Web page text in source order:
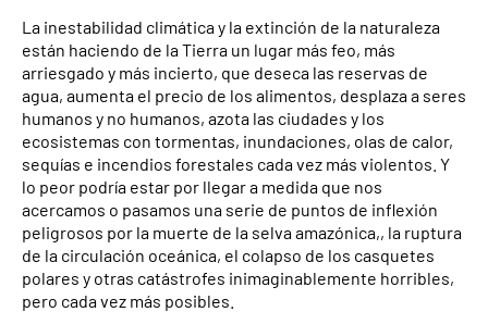
La inestabilidad climática y la extinción de la naturaleza
están haciendo de la Tierra un lugar más feo, más
arriesgado y más incierto, que deseca las reservas de
agua, aumenta el precio de los alimentos, desplaza a seres
humanos y no humanos, azota las ciudades y los
ecosistemas con tormentas, inundaciones, olas de calor,
sequías e incendios forestales cada vez más violentos. Y
lo peor podría estar por llegar a medida que nos
acercamos o pasamos una serie de puntos de inflexión
peligrosos por la muerte de la selva amazónica,, la ruptura
de la circulación oceánica, el colapso de los casquetes
polares y otras catástrofes inimaginablemente horribles,
pero cada vez más posibles.